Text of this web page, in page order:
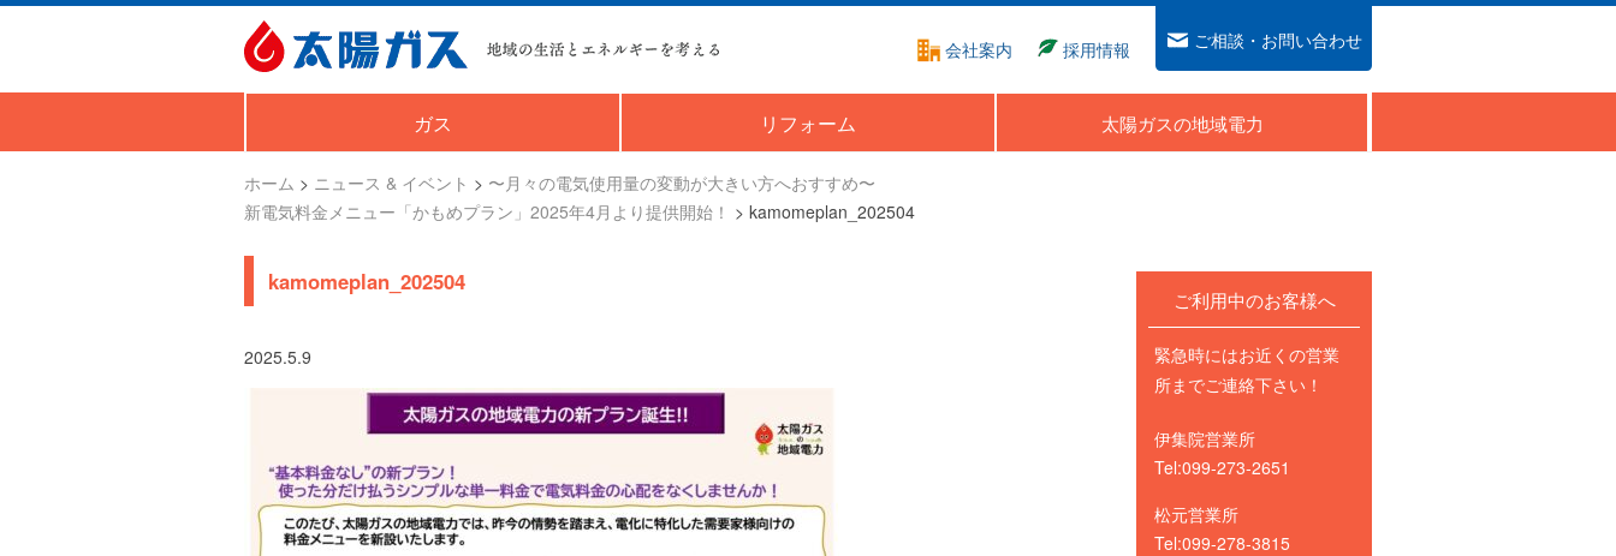
ガス リフォーム 太陽ガスの地域電力
会社案内 採用情報 ご相談・お問い合わせ
ホーム > ニュース & イベント > 〜月々の電気使用量の変動が大きい方へおすすめ〜
新電気料金メニュー「かもめプラン」2025年4月より提供開始！ > kamomeplan_202504
kamomeplan_202504
2025.5.9
ご利用中のお客様へ
緊急時にはお近くの営業
所までご連絡下さい！
伊集院営業所
Tel:099-273-2651
松元営業所
Tel:099-278-3815